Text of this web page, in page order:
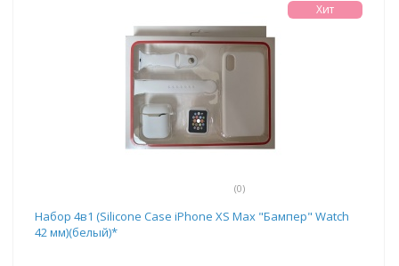
(0)
Хит
Набор 4в1 (Silicone Case iPhone XS Max "Бампер" Watch
42 мм)(белый)*